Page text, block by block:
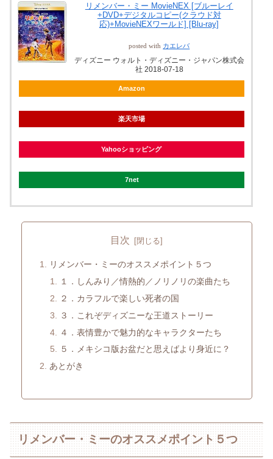
リメンバー・ミー MovieNEX [ブルーレイ
+DVD+デジタルコピー(クラウド対
応)+MovieNEXワールド] [Blu-ray]
posted with カエレバ
ディズニー ウォルト・ディズニー・ジャパン株式会
社 2018-07-18
Amazon
楽天市場
Yahooショッピング
7net
目次
リメンバー・ミーのオススメポイント５つ
１．しんみり／情熱的／ノリノリの楽曲たち
２．カラフルで楽しい死者の国
３．これぞディズニーな王道ストーリー
４．表情豊かで魅力的なキャラクターたち
５．メキシコ版お盆だと思えばより身近に？
あとがき
リメンバー・ミーのオススメポイント５つ